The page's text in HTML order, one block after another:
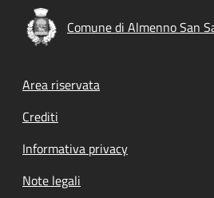
Comune di Almenno San
Footer menu
Area riservata
Crediti
Informativa privacy
Note legali